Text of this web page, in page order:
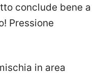
conclude bene a
Pressione
in area